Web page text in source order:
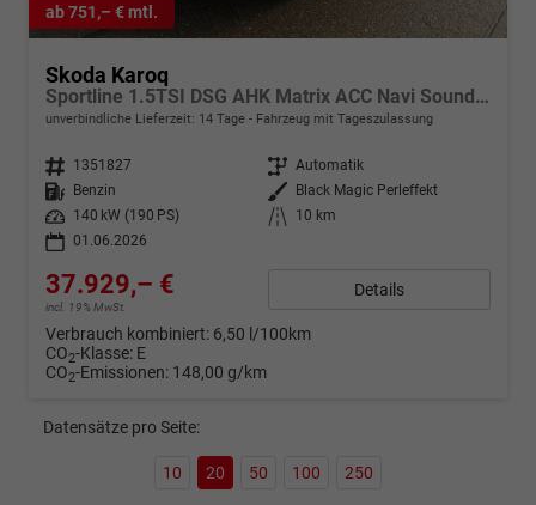
ab 751,– € mtl.
Skoda Karoq
Sportline 1.5TSI DSG AHK Matrix ACC Navi Sound Totwinkel
unverbindliche Lieferzeit: 14 Tage Fahrzeug mit Tageszulassung
Fahrzeugnr. 1351827 Getriebe Automatik
Kraftstoff
Benzin Außenfarbe
Black Magic Perleffekt
Leistung
140 kW (190 PS) Kilometerstand
10 km
01.06.2026
37.929,– €
incl. 19% MwSt.
Details
Verbrauch kombiniert: 6,50 l/100km
CO2-Klasse: E
CO2-Emissionen: 148,00 g/km
Datensätze pro Seite:
10 20 50 100 250